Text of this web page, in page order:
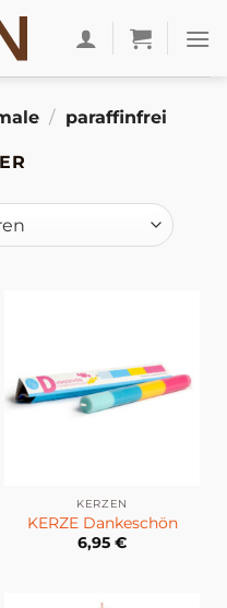
/ paraffinfrei
KERZEN
KERZE Dankeschön
6,95 €